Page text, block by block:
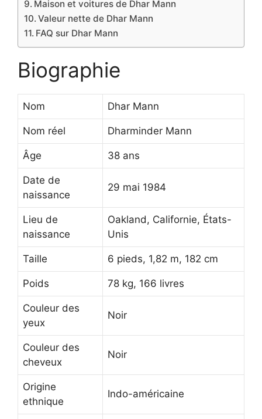
Maison et voitures de Dhar Mann
Valeur nette de Dhar Mann
FAQ sur Dhar Mann
Biographie
Nom Dhar Mann
Nom réel Dharminder Mann
Âge 38 ans
Date de
naissance
29 mai 1984
Lieu de
naissance
Oakland, Californie, États-
Unis
Taille 6 pieds, 1,82 m, 182 cm
Poids 78 kg, 166 livres
Couleur des
yeux
Noir
Couleur des
cheveux
Noir
Origine
ethnique
Indo-américaine